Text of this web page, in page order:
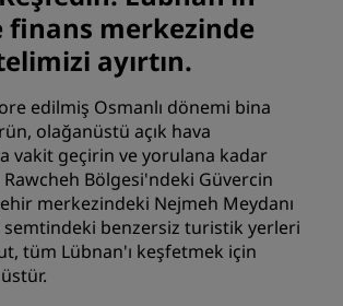
finans merkezinde
ayırtın.
edilmiş Osmanlı dönemi bina
olağanüstü açık hava
vakit geçirin ve yorulana kadar
Rawcheh Bölgesi'ndeki Güvercin
merkezindeki Nejmeh Meydanı
benzersiz turistik yerleri
tüm Lübnan'ı keşfetmek için